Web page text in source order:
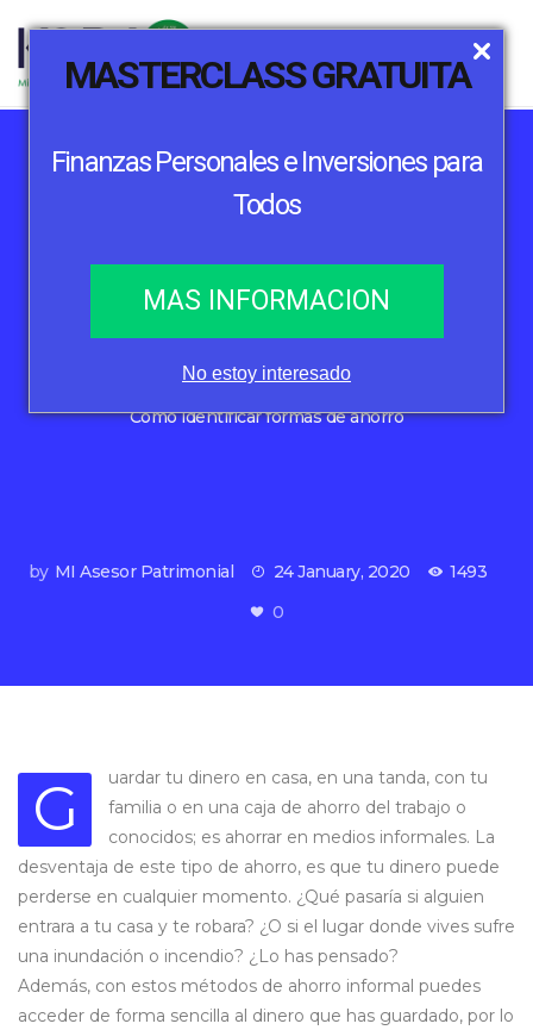
MASTERCLASS GRATUITA
Finanzas Personales e Inversiones para
Todos
MAS INFORMACION
No estoy interesado
Ahorro inteligente
Cómo identificar formas de ahorro
Ahorro inteligente
Cómo identificar formas de ahorro
by MI Asesor Patrimonial 24 January, 2020
1493
0
G
uardar tu dinero en casa, en una tanda, con tu
familia o en una caja de ahorro del trabajo o
conocidos; es ahorrar en medios informales. La
desventaja de este tipo de ahorro, es que tu dinero puede
perderse en cualquier momento. ¿Qué pasaría si alguien
entrara a tu casa y te robara? ¿O si el lugar donde vives sufre
una inundación o incendio? ¿Lo has pensado?
Además, con estos métodos de ahorro informal puedes
acceder de forma sencilla al dinero que has guardado, por lo